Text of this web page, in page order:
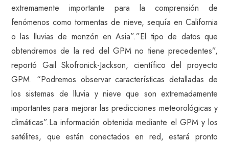
extremamente importante para la comprensión de
fenómenos como tormentas de nieve, sequía en California
o las lluvias de monzón en Asia”.”El tipo de datos que
obtendremos de la red del GPM no tiene precedentes”,
reportó Gail Skofronick-Jackson, científico del proyecto
GPM. “Podremos observar características detalladas de
los sistemas de lluvia y nieve que son extremadamente
importantes para mejorar las predicciones meteorológicas y
climáticas”.La información obtenida mediante el GPM y los
satélites, que están conectados en red, estará pronto